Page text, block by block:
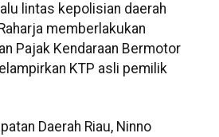
lintas kepolisian daerah
memberlakukan
Pajak Kendaraan Bermotor
KTP asli pemilik
Daerah Riau, Ninno